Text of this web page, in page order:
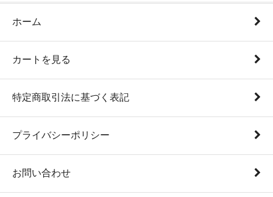
ホーム
カートを見る
特定商取引法に基づく表記
プライバシーポリシー
お問い合わせ